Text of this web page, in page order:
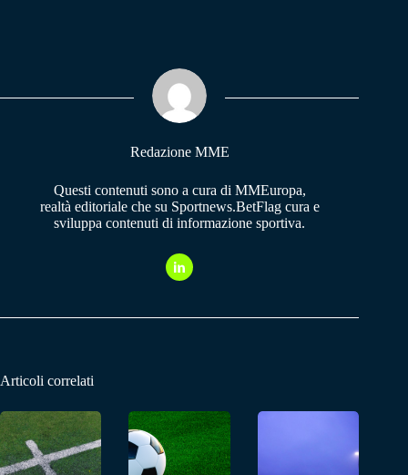
pp m
Redazione MME
Questi contenuti sono a cura di MMEuropa,
realtà editoriale che su Sportnews.BetFlag cura e
sviluppa contenuti di informazione sportiva.
Articoli correlati